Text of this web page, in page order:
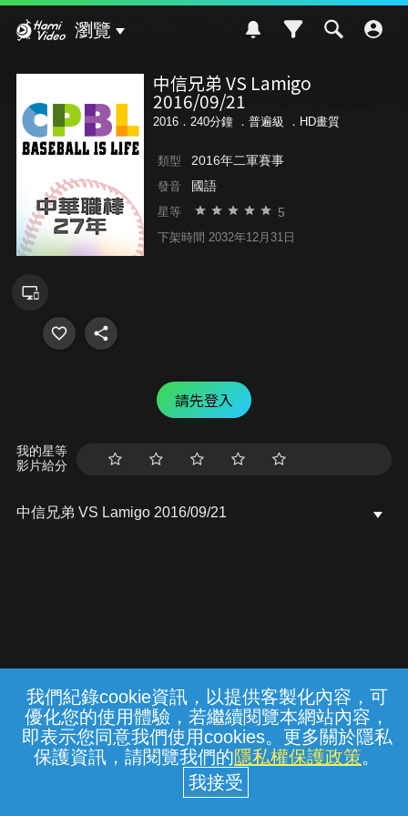
我們紀錄cookie資訊，以提供客製化內容，可
優化您的使用體驗，若繼續閱覽本網站內容，
即表示您同意我們使用cookies。更多關於隱私
保護資訊，請閱覽我們的隱私權保護政策。
瀏覽
中信兄弟 VS Lamigo
2016/09/21
2016．240分鐘 ． 普遍級 ．HD畫質
類型 2016年二軍賽事
發音 國語
星等 5
下架時間 2032年12月31日
請先登入
我的星等
影片給分
中信兄弟 VS Lamigo 2016/09/21
常見問題 線上客服 服務條款 隱私權保護
中華電信股份有限公司個人家庭分公司
(統一編號：96979949) © 2026
{{notifyMsg}}